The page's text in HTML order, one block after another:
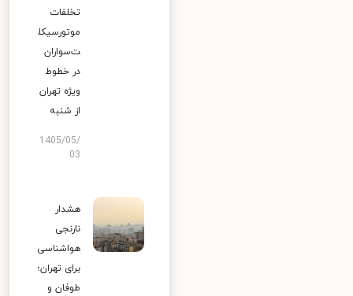
تخلفات
موتورسیکل
ت‌سواران
در خطوط
ویژه تهران
از شنبه
1405/05/
03
هشدار
نارنجی
هواشناسی
برای تهران؛
طوفان و